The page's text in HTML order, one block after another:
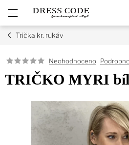
obsah
Trička kr. rukáv
Neohodnoceno
TRIČKO MYRI